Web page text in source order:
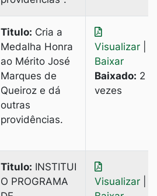
Titulo: Cria a
Medalha Honra
ao Mérito José
Marques de
Queiroz e dá
outras
providências.
Visualizar
Baixar
Baixado: 2
vezes
Titulo: INSTITUI
O PROGRAMA
Visualizar